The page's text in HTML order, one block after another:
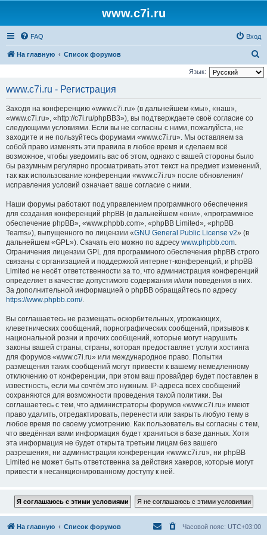
www.c7i.ru
FAQ Вход
На главную Список форумов
о
Язык:
www.c7i.ru - Регистрация
Заходя на конференцию «www.c7i.ru» (в дальнейшем «мы», «наш»,
«www.c7i.ru», «http://c7i.ru/phpBB3»), вы подтверждаете своё согласие со
следующими условиями. Если вы не согласны с ними, пожалуйста, не
заходите и не пользуйтесь форумами «www.c7i.ru». Мы оставляем за
собой право изменять эти правила в любое время и сделаем всё
возможное, чтобы уведомить вас об этом, однако с вашей стороны было
бы разумным регулярно просматривать этот текст на предмет изменений,
так как использование конференции «www.c7i.ru» после обновления/
исправления условий означает ваше согласие с ними.
Наши форумы работают под управлением программного обеспечения
для создания конференций phpBB (в дальнейшем «они», «программное
обеспечение phpBB», «www.phpbb.com», «phpBB Limited», «phpBB
Teams»), выпущенного по лицензии «GNU General Public License v2» (в
дальнейшем «GPL»). Скачать его можно по адресу www.phpbb.com.
Ограничения лицензии GPL для программного обеспечения phpBB строго
связаны с организацией и поддержкой интернет-конференций, и phpBB
Limited не несёт ответственности за то, что администрация конференций
определяет в качестве допустимого содержания и/или поведения в них.
За дополнительной информацией о phpBB обращайтесь по адресу
https://www.phpbb.com/.
Вы соглашаетесь не размещать оскорбительных, угрожающих,
клеветнических сообщений, порнографических сообщений, призывов к
национальной розни и прочих сообщений, которые могут нарушить
законы вашей страны, страны, которая предоставляет услуги хостинга
для форумов «www.c7i.ru» или международное право. Попытки
размещения таких сообщений могут привести к вашему немедленному
отключению от конференции, при этом ваш провайдер будет поставлен в
известность, если мы сочтём это нужным. IP-адреса всех сообщений
сохраняются для возможности проведения такой политики. Вы
соглашаетесь с тем, что администраторы форумов «www.c7i.ru» имеют
право удалить, отредактировать, перенести или закрыть любую тему в
любое время по своему усмотрению. Как пользователь вы согласны с тем,
что введённая вами информация будет храниться в базе данных. Хотя
эта информация не будет открыта третьим лицам без вашего
разрешения, ни администрация конференции «www.c7i.ru», ни phpBB
Limited не может быть ответственна за действия хакеров, которые могут
привести к несанкционированному доступу к ней.
На главную Список форумов Часовой пояс: UTC+03:00